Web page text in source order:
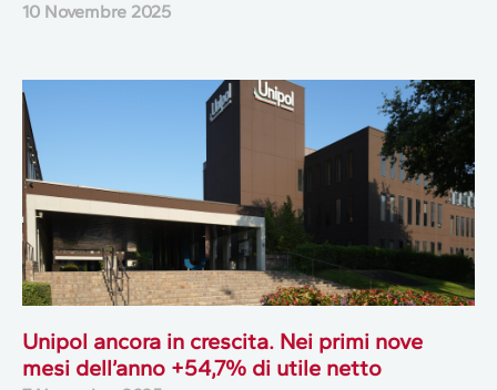
10 Novembre 2025
Unipol ancora in crescita. Nei primi nove
mesi dell’anno +54,7% di utile netto